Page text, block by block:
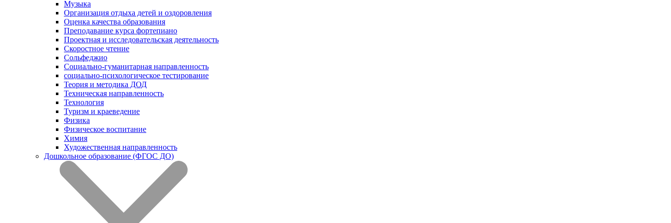
Музыка
Организация отдыха детей и оздоровления
Оценка качества образования
Преподавание курса фортепиано
Проектная и исследовательская деятельность
Скоростное чтение
Сольфеджио
Социально-гуманитарная направленность
социально-психологическое тестирование
Теория и методика ДОД
Техническая направленность
Технология
Туризм и краеведение
Физика
Физическое воспитание
Химия
Художественная направленность
Дошкольное образование (ФГОС ДО)